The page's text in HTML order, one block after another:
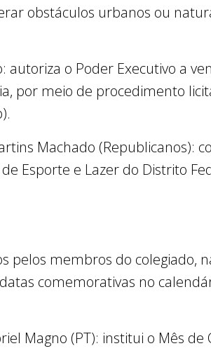
obstáculos urbanos ou
autoriza o Poder Executivo a
por meio de procedimento
Machado (Republicanos):
Esporte e Lazer do Distrito
pelos membros do colegiado,
comemorativas no
Magno (PT): institui o Mês de